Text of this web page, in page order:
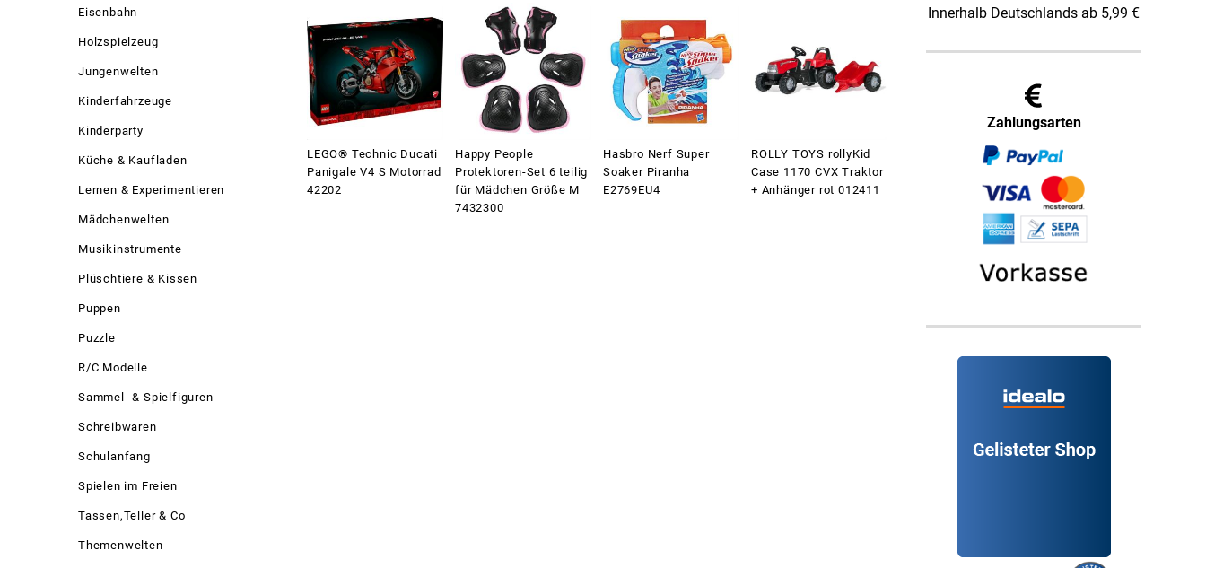
Eisenbahn
Holzspielzeug
Jungenwelten
Kinderfahrzeuge
Kinderparty
Küche & Kaufladen
Lernen & Experimentieren
Mädchenwelten
Musikinstrumente
Plüschtiere & Kissen
Puppen
Puzzle
R/C Modelle
Sammel- & Spielfiguren
Schreibwaren
Schulanfang
Spielen im Freien
Tassen,Teller & Co
Themenwelten
LEGO® Technic Ducati
Panigale V4 S Motorrad
42202
Happy People
Protektoren-Set 6 teilig
für Mädchen Größe M
7432300
Hasbro Nerf Super
Soaker Piranha
E2769EU4
ROLLY TOYS rollyKid
Case 1170 CVX Traktor
+ Anhänger rot 012411
Innerhalb Deutschlands ab 5,99 €
Zahlungsarten